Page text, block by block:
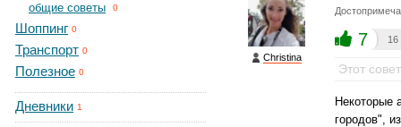
общие советы 0
Шоппинг 0
Транспорт 0
Полезное 0
Дневники 1
Christina
7 16
Этот
Некоторые
городов",